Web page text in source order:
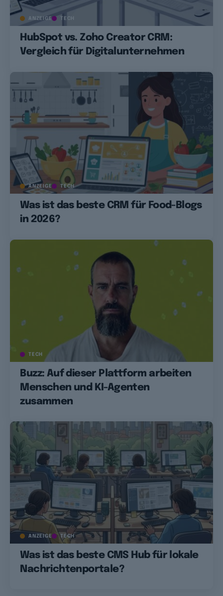
ANZEIGE TECH
HubSpot vs. Zoho Creator CRM:
Vergleich für Digitalunternehmen
ANZEIGE TECH
Was ist das beste CRM für Food-Blogs
in 2026?
TECH
Buzz: Auf dieser Plattform arbeiten
Menschen und KI-Agenten
zusammen
ANZEIGE TECH
Was ist das beste CMS Hub für lokale
Nachrichtenportale?